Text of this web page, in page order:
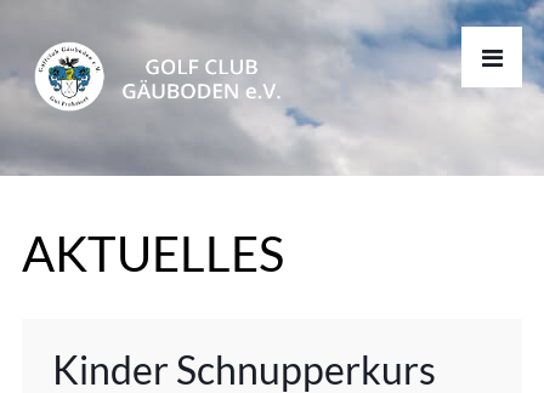
AKTUELLES
Kinder Schnupperkurs